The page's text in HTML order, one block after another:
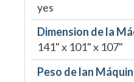
yes
Dimension de la
141" x 101" x 107"
Peso de lan